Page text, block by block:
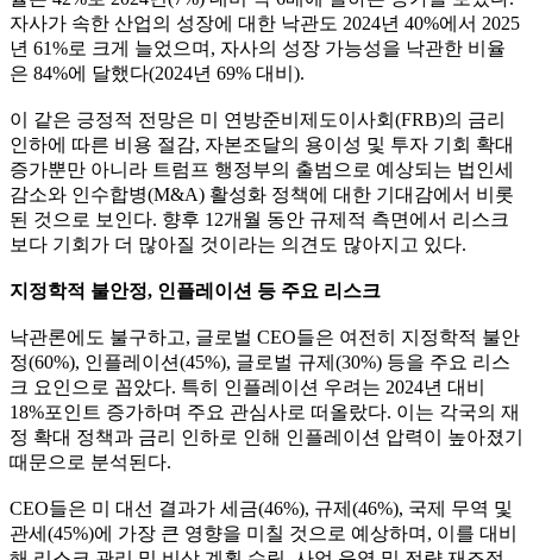
자사가 속한 산업의 성장에 대한 낙관도 2024년 40%에서 2025
년 61%로 크게 늘었으며, 자사의 성장 가능성을 낙관한 비율
은 84%에 달했다(2024년 69% 대비).
이 같은 긍정적 전망은 미 연방준비제도이사회(FRB)의 금리
인하에 따른 비용 절감, 자본조달의 용이성 및 투자 기회 확대
증가뿐만 아니라 트럼프 행정부의 출범으로 예상되는 법인세
감소와 인수합병(M&A) 활성화 정책에 대한 기대감에서 비롯
된 것으로 보인다. 향후 12개월 동안 규제적 측면에서 리스크
보다 기회가 더 많아질 것이라는 의견도 많아지고 있다.
지정학적 불안정, 인플레이션 등 주요 리스크
낙관론에도 불구하고, 글로벌 CEO들은 여전히 지정학적 불안
정(60%), 인플레이션(45%), 글로벌 규제(30%) 등을 주요 리스
크 요인으로 꼽았다. 특히 인플레이션 우려는 2024년 대비
18%포인트 증가하며 주요 관심사로 떠올랐다. 이는 각국의 재
정 확대 정책과 금리 인하로 인해 인플레이션 압력이 높아졌기
때문으로 분석된다.
CEO들은 미 대선 결과가 세금(46%), 규제(46%), 국제 무역 및
관세(45%)에 가장 큰 영향을 미칠 것으로 예상하며, 이를 대비